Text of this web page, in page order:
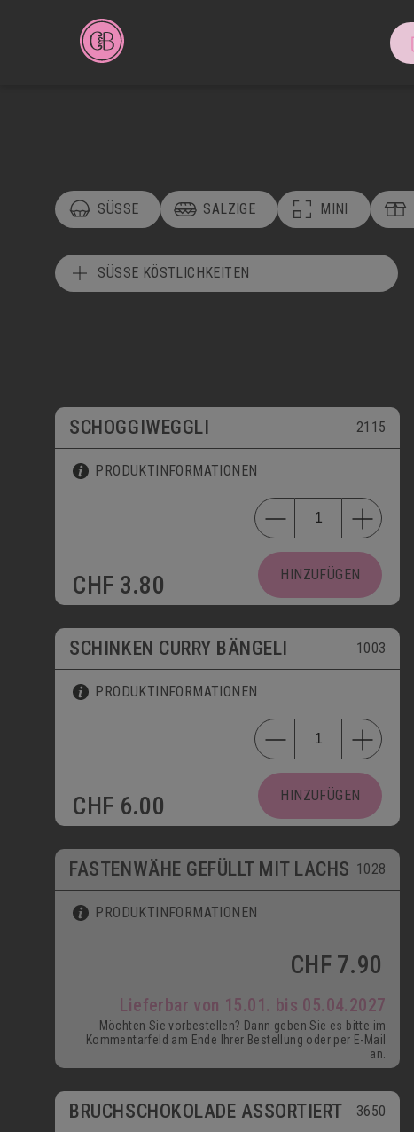
SÜSSE SALZIGE MINI
SÜSSE KÖSTLICHKEITEN
SCHOGGIWEGGLI 2115
PRODUKTINFORMATIONEN
CHF 3.80 HINZUFÜGEN
SCHINKEN CURRY BÄNGELI 1003
PRODUKTINFORMATIONEN
CHF 6.00 HINZUFÜGEN
ab 15.01.
FASTENWÄHE GEFÜLLT MIT LACHS 1028
PRODUKTINFORMATIONEN
CHF 7.90
Lieferbar von 15.01. bis 05.04.2027
Möchten Sie vorbestellen? Dann geben Sie es bitte im
Kommentarfeld am Ende Ihrer Bestellung oder per E-Mail
an.
BRUCHSCHOKOLADE ASSORTIERT 3650